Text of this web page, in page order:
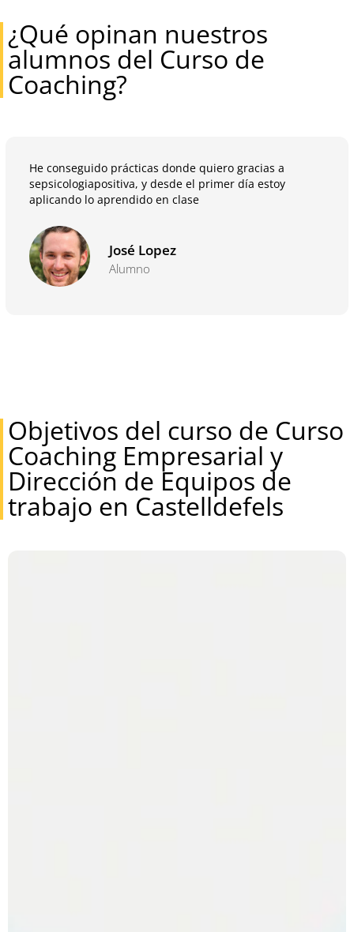
¿Qué opinan nuestros
alumnos del Curso de
Coaching?
He conseguido prácticas donde quiero gracias a
sepsicologiapositiva, y desde el primer día estoy
aplicando lo aprendido en clase
José Lopez
Alumno
Objetivos del curso de Curso
Coaching Empresarial y
Dirección de Equipos de
trabajo en Castelldefels